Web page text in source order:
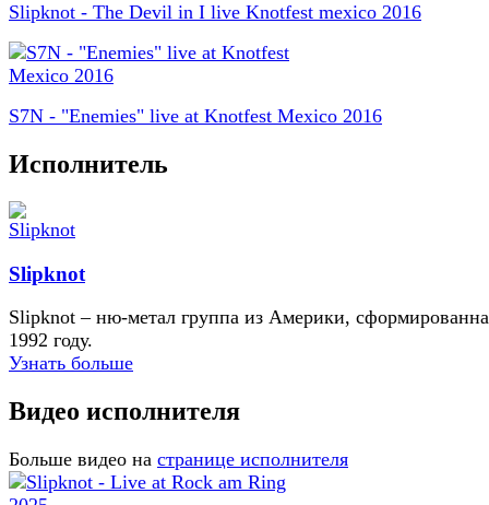
Slipknot - The Devil in I live Knotfest mexico 2016
S7N - "Enemies" live at Knotfest Mexico 2016
Исполнитель
Slipknot
Slipknot – ню-метал группа из Америки,
1992 году.
Узнать больше
Видео исполнителя
Больше видео на странице исполнителя